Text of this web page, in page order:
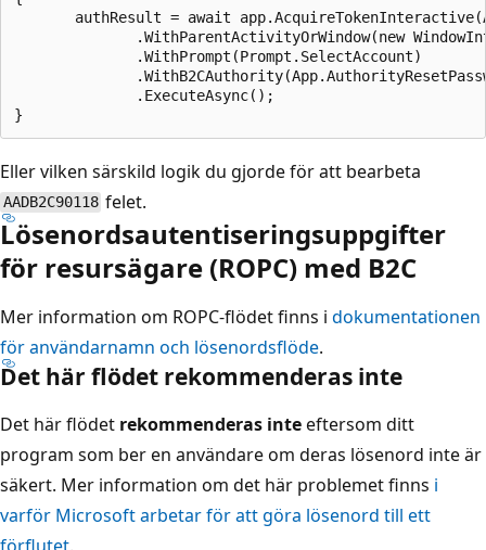
authResult = await
.WithParentActivityOrWindow(new
              .WithPrompt(Prompt.SelectAccount)
              .ExecuteAsync();
Eller vilken särskild logik du gjorde för att bearbeta
AADB2C90118 felet.
Lösenordsautentiseringsuppgifter
för resursägare (ROPC) med B2C
Mer information om ROPC-flödet finns i dokumentationen
för användarnamn och lösenordsflöde.
Det här flödet rekommenderas inte
Det här flödet rekommenderas inteeftersom ditt
program som ber en användare om deras lösenord inte är
säkert. Mer information om det här problemet finns i
varför Microsoft arbetar för att göra lösenord till ett